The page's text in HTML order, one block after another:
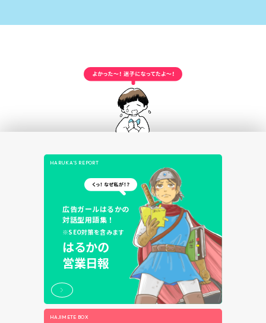
HARUKA’S REPORT
広告ガールはるかの
対話型用語集！
※SEO対策を含みます
はるかの
営業日報
HAJIMETE BOX